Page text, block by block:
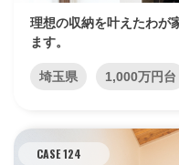
理想の収納を叶えたわが
ます。
埼玉県 1,000万円台
CASE 124